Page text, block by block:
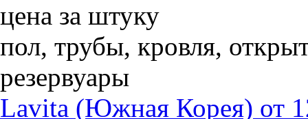
цена за штуку
пол, трубы, кровля,
резервуары
Lavita (Южная Корея) от